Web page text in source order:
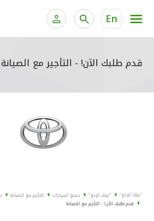
En
الخدمات المصرفية الإلكترونية للأفراد
خدمة "بيتك" للتداول الإلكتروني
جميع السيارات
قدم طلبك الآن! - التأجير مع الصيانة
"بيتك أوتو" "بيتك أوتو" جميع السيارات التأجير مع الصيانة
قدم طلبك الآن! - التأجير مع الصيانة